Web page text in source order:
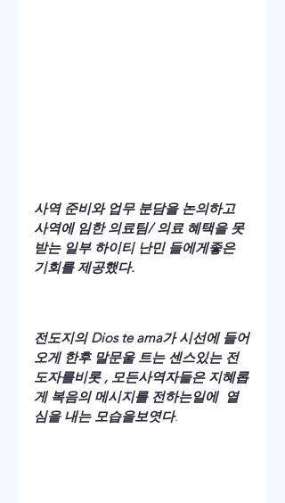
사역 준비와 업무 분담을 논의하고
사역에 임한 의료팀/ 의료 혜택을 못
받는 일부 하이티 난민 들에게좋은
기회를 제공했다.
전도지의 Dios te ama가 시선에 들어
오게 한후 말문울 트는 센스있는 전
도자를비롯 , 모든사역자들은 지혜롭
게 복음의 메시지를 전하는일에  열
심을 내는 모습을보엿다.